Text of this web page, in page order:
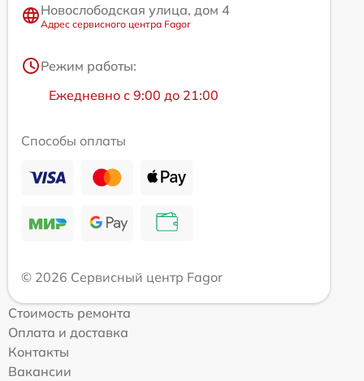
Новослободская улица, дом 4
Адрес сервисного центра Fagor
Режим работы:
Ежедневно с 9:00 до 21:00
Способы оплаты
© 2026 Сервисный центр Fagor
Стоимость ремонта
Оплата и доставка
Контакты
Вакансии